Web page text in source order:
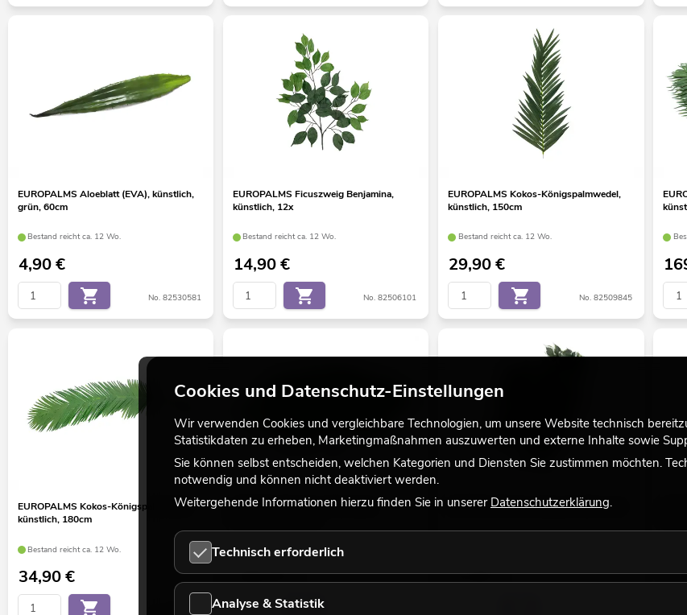
EUROPALMS Aloeblatt (EVA), künstlich,
grün, 60cm
Bestand reicht ca. 12 Wo.
4,90€
No. 82530581
EUROPALMS Ficuszweig Benjamina,
künstlich, 12x
Bestand reicht ca. 12 Wo.
14,90€
No. 82506101
EUROPALMS Kokos-Königspalmwedel,
künstlich, 150cm
Bestand reicht ca. 12 Wo.
29,90€
No. 82509845
EUROPALMS Kokos-Königspalmwedel,
künstlich, 180cm
Bestand reicht ca. 12 Wo.
34,90€
No. 82509847
EUROPALMS Kokos-Palmwedel,
Bestand reicht ca. 12 Wo.
199,00€
EUROPALMS Ficuszweig, künstlich, 12x
14,90€
Cookies und Datenschutz-Einstellungen
Wir verwenden Cookies und vergleichbare Technologien, um unsere Website technisch
Statistikdaten zu erheben, Marketingmaßnahmen auszuwerten und externe Inhalte sowie
Sie können selbst entscheiden, welchen Kategorien und Diensten Sie zustimmen möchten.
notwendig und können nicht deaktiviert werden.
Weitergehende Informationen hierzu finden Sie in unserer Datenschutzerklärung.
Technisch erforderlich
Analyse & Statistik